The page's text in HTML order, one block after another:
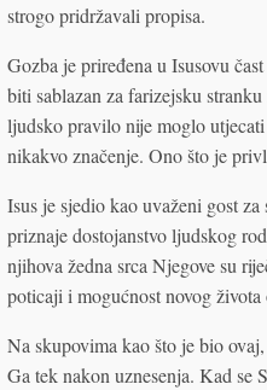
strogo pridržavali propisa.
Gozba je priređena u Isusovu
biti sablazan za farizejsku
ljudsko pravilo nije moglo
nikakvo značenje. Ono što je
Isus je sjedio kao uvaženi gost
priznaje dostojanstvo ljudskog
njihova žedna srca Njegove su
poticaji i mogućnost novog
Na skupovima kao što je bio
Ga tek nakon uznesenja. Kad se